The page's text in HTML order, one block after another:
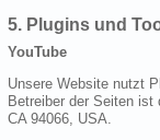
5. Plugins und
YouTube
Unsere Website nutzt
Betreiber der Seiten ist
CA 94066, USA.